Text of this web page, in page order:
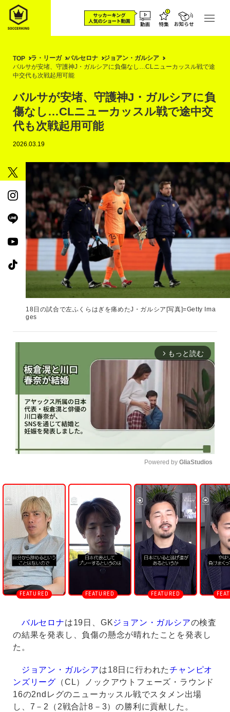
TOP ラ・リーガ バルセロナ
ジョアン・ガルシア
バルサが安堵、守護神J・ガルシアに負傷なし…CLニューカッスル戦で途
中交代も次戦起用可能
バルサが安堵、守護神J・ガルシアに負
傷なし…CLニューカッスル戦で途中交
代も次戦起用可能
2026.03.19
18日の試合で左ふくらはぎを痛めたJ・ガルシア[写真]=Getty Ima
ges
arrow_forward_ios もっと読む
U
n
m
u
t
e
Powered by GliaStudios
バルセロナは19日、GKジョアン・ガルシアの検査
の結果を発表し、負傷の懸念が晴れたことを発表し
た。
ジョアン・ガルシアは18日に行われたチャンピオ
ンズリーグ （CL）ノックアウトフェーズ・ラウンド
16の2ndレグのニューカッスル戦でスタメン出場
し、7－2（2戦合計8－3）の勝利に貢献した。